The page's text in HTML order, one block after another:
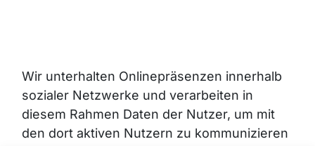
Wir unterhalten Onlinepräsenzen innerhalb
sozialer Netzwerke und verarbeiten in
diesem Rahmen Daten der Nutzer, um mit
den dort aktiven Nutzern zu kommunizieren